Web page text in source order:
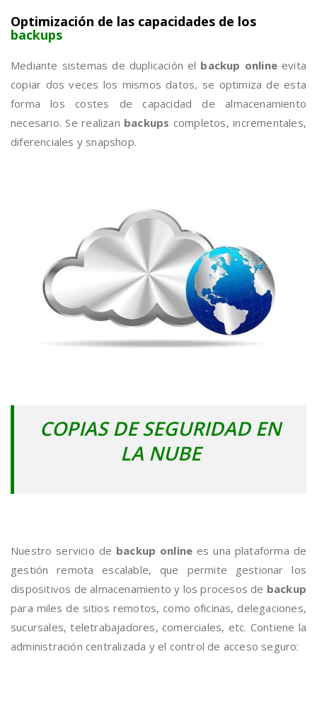
Optimización de las capacidades de los
backups
Mediante sistemas de duplicación el backup onlineevita
copiar dos veces los mismos datos, se optimiza de esta
forma los costes de capacidad de almacenamiento
necesario. Se realizan backups completos, incrementales,
diferenciales y snapshop.
COPIAS DE SEGURIDAD EN
LA NUBE
Nuestro servicio de backup online es una plataforma de
gestión remota escalable, que permite gestionar los
dispositivos de almacenamiento y los procesos de backup
para miles de sitios remotos, como oficinas, delegaciones,
sucursales, teletrabajadores, comerciales, etc. Contiene la
administración centralizada y el control de acceso seguro: